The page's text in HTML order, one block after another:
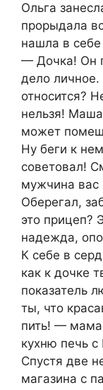
Ольга
прорыдала
нашла в
— Дочка! Он
дело личное.
относится?
нельзя!
может
Ну беги к
советовал!
мужчина
Оберегал,
это прицеп?
надежда,
К себе в
как к дочке
показатель
ты, что
пить! — мама
кухню печь
Спустя две
магазина с